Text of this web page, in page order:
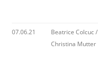
07.06.21
Beatrice Colcuc /
Christina Mutter